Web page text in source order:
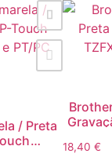
/ Preta
18,40 €